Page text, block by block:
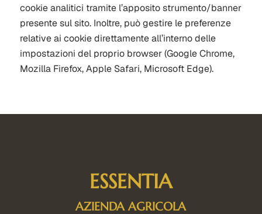
cookie analitici tramite l’apposito strumento/banner
presente sul sito. Inoltre, può gestire le preferenze
relative ai cookie direttamente all’interno delle
impostazioni del proprio browser (Google Chrome,
Mozilla Firefox, Apple Safari, Microsoft Edge).
ESSENTIA
AZIENDA AGRICOLA